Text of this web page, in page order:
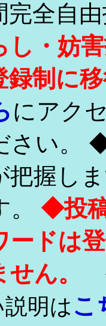
全自
し・妨
録制に
にアク
さい。
把握し
。 ◆投
ードは
ん。
明はこ